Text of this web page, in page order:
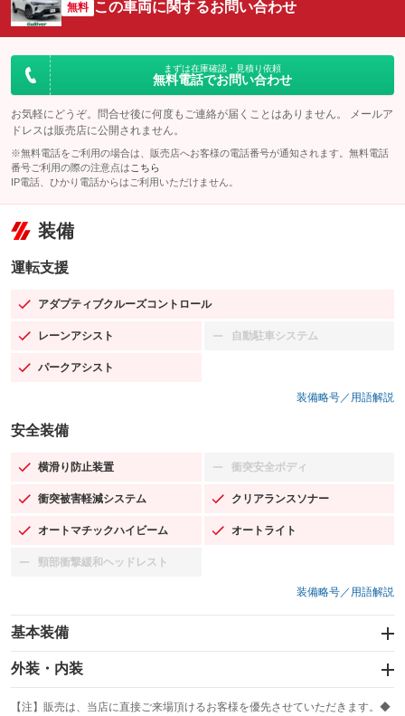
無料 この車両に関するお問い合わせ
まずは在庫確認・見積り依頼
無料電話でお問い合わせ
お気軽にどうぞ。問合せ後に何度もご連絡が届くことはありません。 メールア
ドレスは販売店に公開されません。
※無料電話をご利用の場合は、販売店へお客様の電話番号が通知されます。無料電話
番号ご利用の際の注意点は こちら
IP電話、ひかり電話からはご利用いただけません。
装備
運転支援
アダプティブクルーズコントロール
：装備あり
レーンアシスト
：装備あり 自動駐車システム
：装備なし
パークアシスト
：装備あり
装備略号／用語解説
安全装備
横滑り防止装置
：装備あり 衝突安全ボディ
：装備なし
衝突被害軽減システム
：装備あり クリアランスソナー
：装備あり
オートマチックハイビーム
：装備あり オートライト
：装備あり
頸部衝撃緩和ヘッドレスト
：装備なし
装備略号／用語解説
基本装備
エアバッグ：運転席/助手席/サイド
：装備あり
：装備なし
外装・内装
カーナビ：メモリーナビ他
：装備あり
【注】販売は、当店に直接ご来場頂けるお客様を優先させていただきます。◆